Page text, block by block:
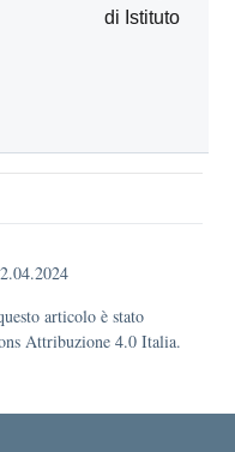
di Istituto
articolo è stato
Attribuzione 4.0 Italia.